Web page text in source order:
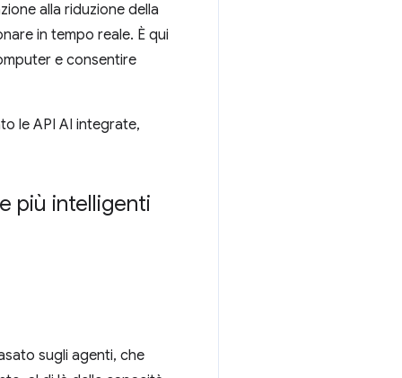
alla riduzione della
in tempo reale. È qui
e consentire
le API AI integrate,
più intelligenti
sugli agenti, che